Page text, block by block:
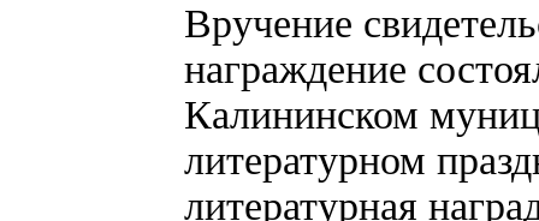
Вручение
награждение
Калининском
литературном
литературная